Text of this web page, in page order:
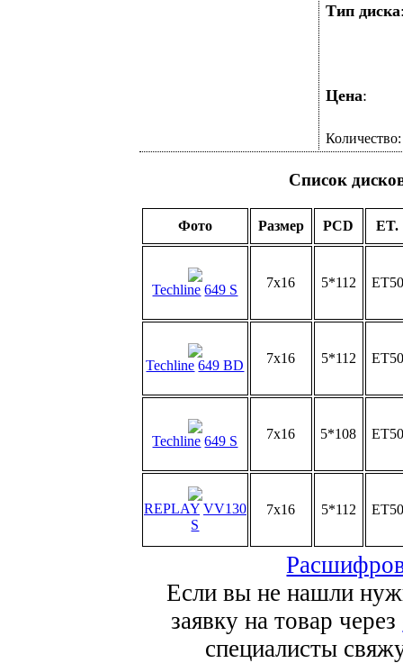
Тип диска
Цена:
Список
Фото Размер PCD ET.
Techline 649 S 7x16 5*112 ET50
Techline 649 BD 7x16 5*112 ET50
Techline 649 S 7x16 5*108 ET50
REPLAY VV130
S
7x16 5*112 ET50
Если вы не нашли
заявку на товар через
специалисты